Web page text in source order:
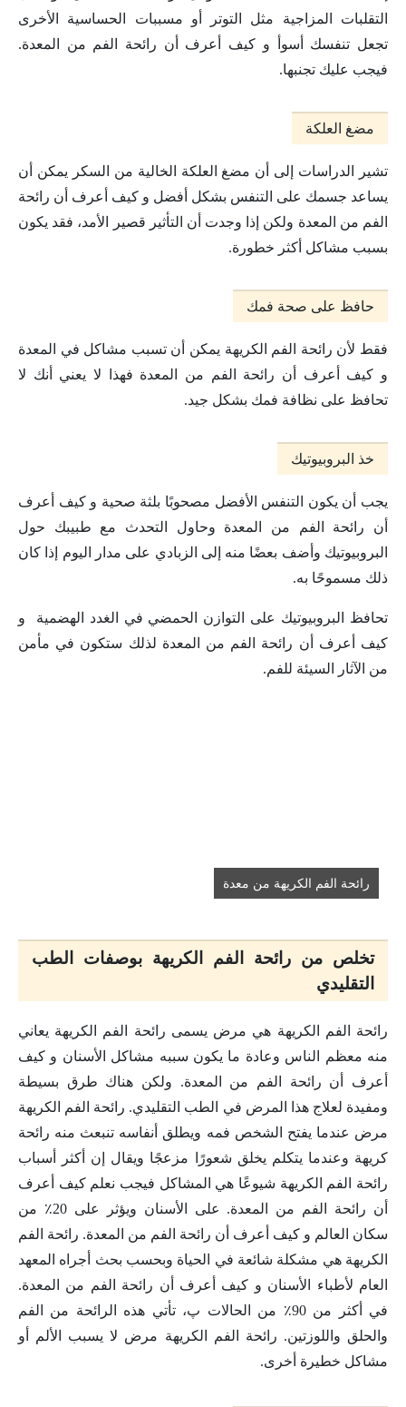
التقلبات المزاجية مثل التوتر أو مسببات الحساسية الأخرى
تجعل تنفسك أسوأ و كيف أعرف أن رائحة الفم من المعدة.
فيجب عليك تجنبها.
مضغ العلكة
تشير الدراسات إلى أن مضغ العلكة الخالية من السكر يمكن أن
يساعد جسمك على التنفس بشكل أفضل و كيف أعرف أن رائحة
الفم من المعدة ولكن إذا وجدت أن التأثير قصير الأمد، فقد يكون
بسبب مشاكل أكثر خطورة.
حافظ على صحة فمك
فقط لأن رائحة الفم الكريهة يمكن أن تسبب مشاكل في المعدة
و كيف أعرف أن رائحة الفم من المعدة فهذا لا يعني أنك لا
تحافظ على نظافة فمك بشكل جيد.
خذ البروبيوتيك
يجب أن يكون التنفس الأفضل مصحوبًا بلثة صحية و كيف أعرف
أن رائحة الفم من المعدة وحاول التحدث مع طبيبك حول
البروبيوتيك وأضف بعضًا منه إلى الزبادي على مدار اليوم إذا كان
ذلك مسموحًا به.
تحافظ البروبيوتيك على التوازن الحمضي في الغدد الهضمية و
كيف أعرف أن رائحة الفم من المعدة لذلك ستكون في مأمن
من الآثار السيئة للفم.
رائحة الفم الكريهة من معدة
تخلص من رائحة الفم الكريهة بوصفات الطب
التقليدي
رائحة الفم الكريهة هي مرض يسمى رائحة الفم الكريهة يعاني
منه معظم الناس وعادة ما يكون سببه مشاكل الأسنان و كيف
أعرف أن رائحة الفم من المعدة. ولكن هناك طرق بسيطة
ومفيدة لعلاج هذا المرض في الطب التقليدي. رائحة الفم الكريهة
مرض عندما يفتح الشخص فمه ويطلق أنفاسه تنبعث منه رائحة
كريهة وعندما يتكلم يخلق شعورًا مزعجًا ويقال إن أكثر أسباب
رائحة الفم الكريهة شيوعًا هي المشاكل فيجب نعلم كيف أعرف
أن رائحة الفم من المعدة. على الأسنان ويؤثر على 20٪ من
سكان العالم و كيف أعرف أن رائحة الفم من المعدة. رائحة الفم
الكريهة هي مشكلة شائعة في الحياة وبحسب بحث أجراه المعهد
العام لأطباء الأسنان و كيف أعرف أن رائحة الفم من المعدة.
في أكثر من 90٪ من الحالات پ، تأتي هذه الرائحة من الفم
والحلق واللوزتين. رائحة الفم الكريهة مرض لا يسبب الألم أو
مشاكل خطيرة أخرى.